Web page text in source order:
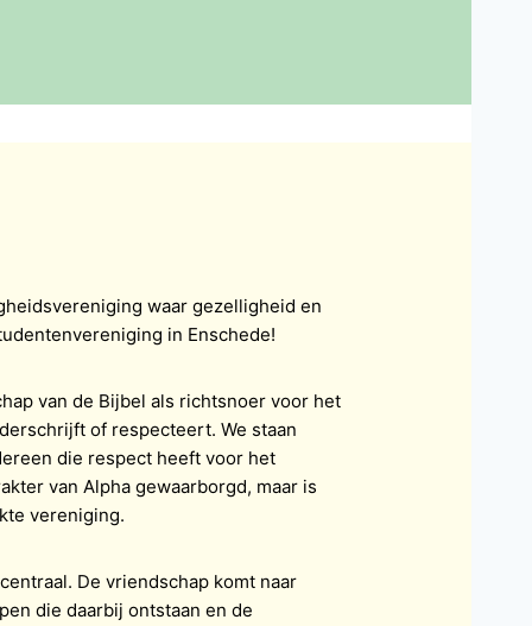
waar gezelligheid en
in Enschede!
van de Bijbel als richtsnoer voor het
of respecteert. We staan
die respect heeft voor het
van Alpha gewaarborgd, maar is
vereniging.
De vriendschap komt naar
die daarbij ontstaan en de